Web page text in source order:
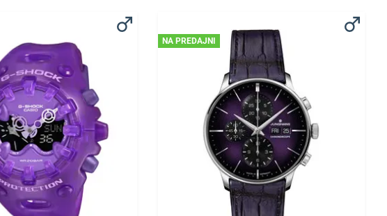
NA PREDAJNI